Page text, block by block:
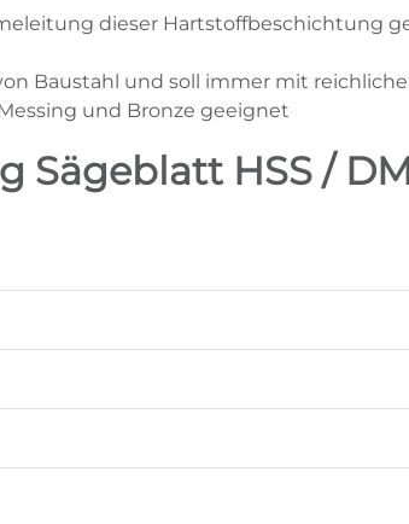
dieser Hartstoffbeschichtung
Baustahl und soll immer mit
und Bronze geeignet
Sägeblatt HSS /